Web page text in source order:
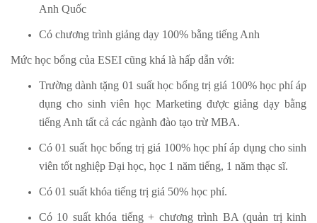
Anh Quốc
Có chương trình giảng dạy 100% bằng tiếng Anh
Mức học bổng của ESEI cũng khá là hấp dẫn với:
Trường dành tặng 01 suất học bổng trị giá 100% học phí áp
dụng cho sinh viên học Marketing được giảng dạy bằng
tiếng Anh tất cả các ngành đào tạo trừ MBA.
Có 01 suất học bổng trị giá 100% học phí áp dụng cho sinh
viên tốt nghiệp Đại học, học 1 năm tiếng, 1 năm thạc sĩ.
Có 01 suất khóa tiếng trị giá 50% học phí.
Có 10 suất khóa tiếng + chương trình BA (quản trị kinh